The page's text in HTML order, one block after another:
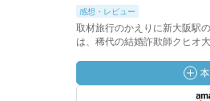
感想・レビュー
取材旅行のかえりに新大阪駅
は、稀代の結婚詐欺師クヒオ